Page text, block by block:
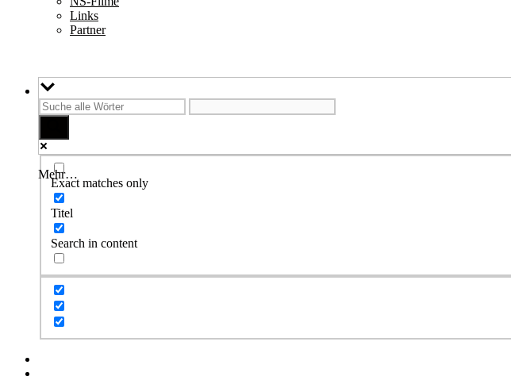
Links
Partner
Mehr…
Exact matches only
Titel
Search in content